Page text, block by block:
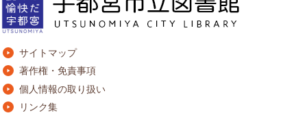
サイトマップ
著作権・免責事項
個人情報の取り扱い
リンク集